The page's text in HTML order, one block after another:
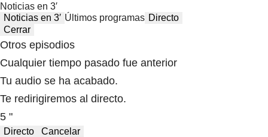
Noticias en 3′
Noticias en 3′ Últimos programas Directo
Cerrar
Otros episodios
Cualquier tiempo pasado fue anterior
Tu audio se ha acabado.
Te redirigiremos al directo.
5 "
Directo
Cancelar